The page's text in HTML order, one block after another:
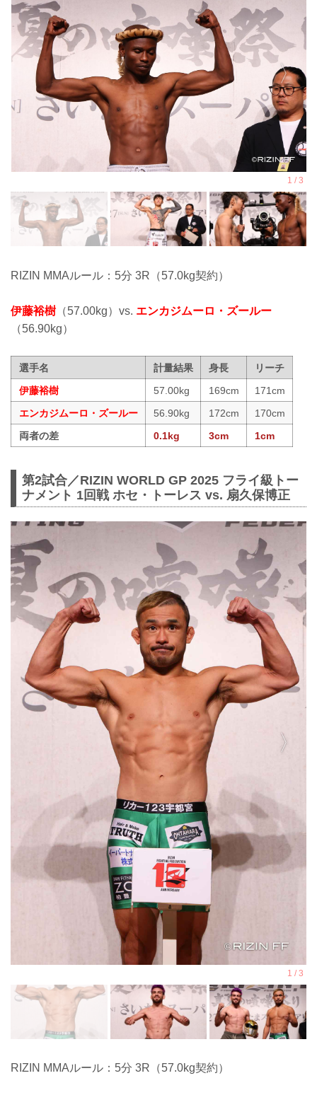
RIZIN MMAルール：5分 3R（57.0kg契約）
伊藤裕樹 （57.00kg）vs. エンカジムーロ・ズールー
（56.90kg）
選手名 計量結果 身長
リーチ
伊藤裕樹
57.00kg 169cm
171cm
エンカジムーロ・ズールー
56.90kg 172cm
170cm
両者の差
0.1kg 3cm 1cm
第2試合／RIZIN WORLD GP 2025 フライ級トー
ナメント 1回戦 ホセ・トーレス vs. 扇久保博正
RIZIN MMAルール：5分 3R（57.0kg契約）